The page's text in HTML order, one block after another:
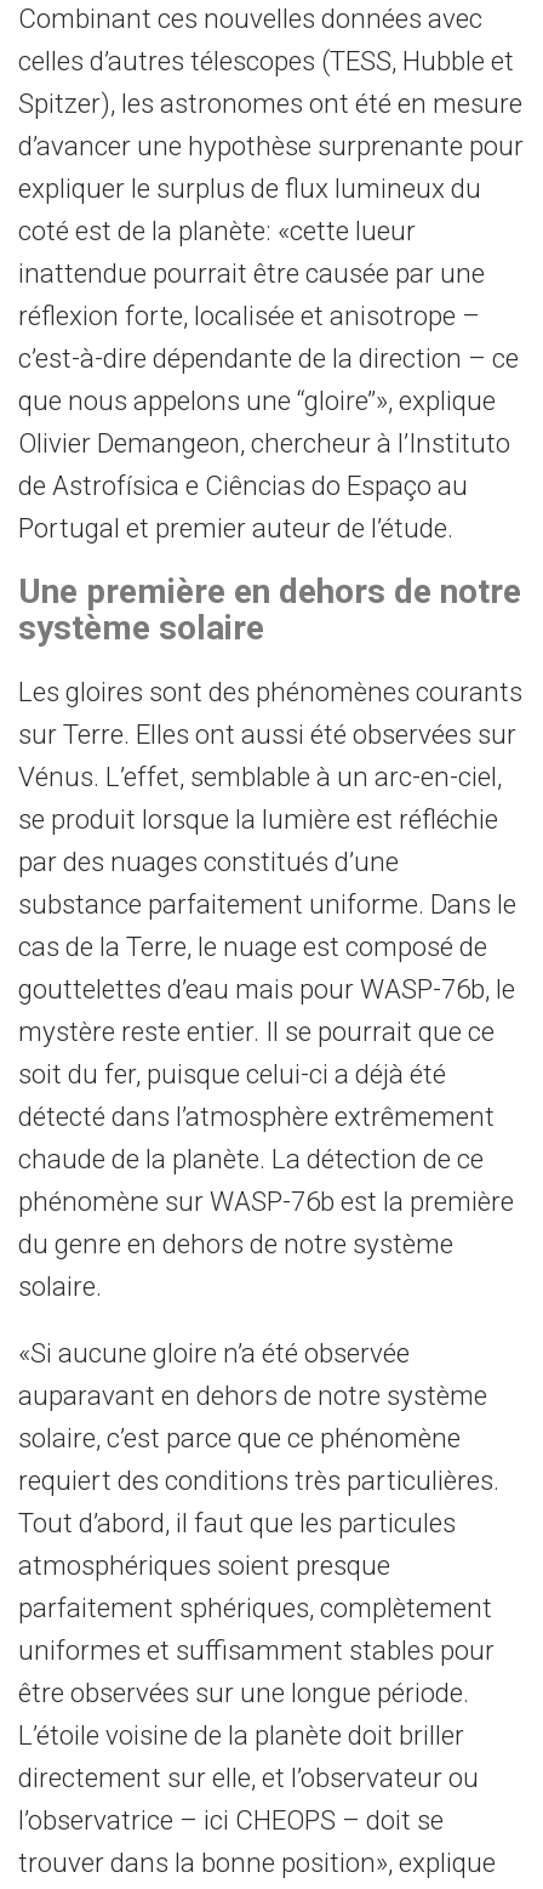
Combinant ces nouvelles données avec
celles d’autres télescopes (TESS, Hubble et
Spitzer), les astronomes ont été en mesure
d’avancer une hypothèse surprenante pour
expliquer le surplus de flux lumineux du
coté est de la planète: «cette lueur
inattendue pourrait être causée par une
réflexion forte, localisée et anisotrope –
c’est-à-dire dépendante de la direction – ce
que nous appelons une ‘‘gloire’’», explique
Olivier Demangeon, chercheur à l’Instituto
de Astrofísica e Ciências do Espaço au
Portugal et premier auteur de l’étude.
Une première en dehors de notre
système solaire
Les gloires sont des phénomènes courants
sur Terre. Elles ont aussi été observées sur
Vénus. L’effet, semblable à un arc-en-ciel,
se produit lorsque la lumière est réfléchie
par des nuages constitués d’une
substance parfaitement uniforme. Dans le
cas de la Terre, le nuage est composé de
gouttelettes d’eau mais pour WASP-76b, le
mystère reste entier. Il se pourrait que ce
soit du fer, puisque celui-ci a déjà été
détecté dans l’atmosphère extrêmement
chaude de la planète. La détection de ce
phénomène sur WASP-76b est la première
du genre en dehors de notre système
solaire.
«Si aucune gloire n’a été observée
auparavant en dehors de notre système
solaire, c’est parce que ce phénomène
requiert des conditions très particulières.
Tout d’abord, il faut que les particules
atmosphériques soient presque
parfaitement sphériques, complètement
uniformes et suffisamment stables pour
être observées sur une longue période.
L’étoile voisine de la planète doit briller
directement sur elle, et l’observateur ou
l’observatrice – ici CHEOPS – doit se
trouver dans la bonne position», explique